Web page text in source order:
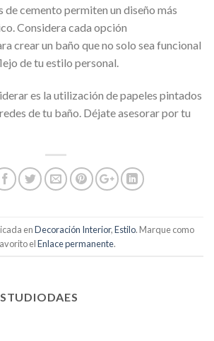
de cemento permiten un diseño más
Considera cada opción
crear un baño que no solo sea funcional
de tu estilo personal.
es la utilización de papeles pintados
de tu baño. Déjate asesorar por tu
enDecoración Interior,Estilo. Marque como
elEnlace permanente.